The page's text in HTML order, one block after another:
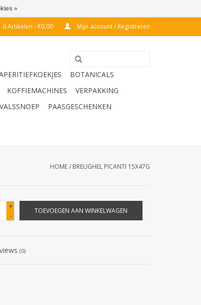
0 Artikelen - €0,00 Mijn account / Registreren
BOTANICALS
KOFFIEMACHINES
VERPAKKING
PAASGESCHENKEN
HOME/ BREUGHEL PICANTI 15X47G
+
-
TOEVOEGEN AAN WINKELWAGEN
(0)
»